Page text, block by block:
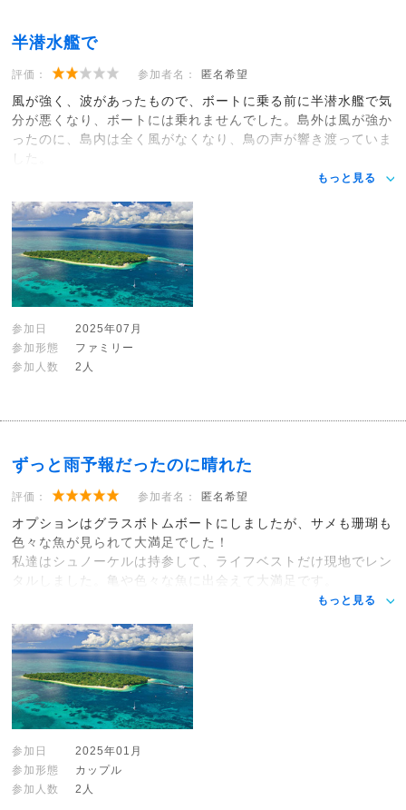
半潜水艦で
評価： 参加者名： 匿名希望
風が強く、波があったもので、ボートに乗る前に半潜水艦で気
分が悪くなり、ボートには乗れませんでした。島外は風が強か
ったのに、島内は全く風がなくなり、鳥の声が響き渡っていま
した。
もっと見る
参加日
2025年07月
参加形態
ファミリー
参加人数
2人
ずっと雨予報だったのに晴れた
評価： 参加者名： 匿名希望
オプションはグラスボトムボートにしましたが、サメも珊瑚も
色々な魚が見られて大満足でした！
私達はシュノーケルは持参して、ライフベストだけ現地でレン
タルしました。亀や色々な魚に出会えて大満足です。
もっと見る
参加日
2025年01月
参加形態
カップル
参加人数
2人